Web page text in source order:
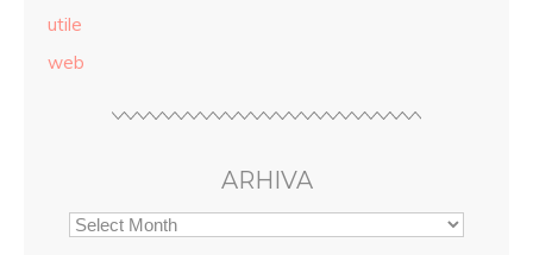
utile
web
ARHIVA